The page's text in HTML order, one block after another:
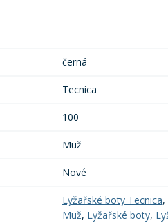
černá
Tecnica
100
Muž
Nové
Lyžařské boty Tecnica,
Muž, Lyžařské boty,